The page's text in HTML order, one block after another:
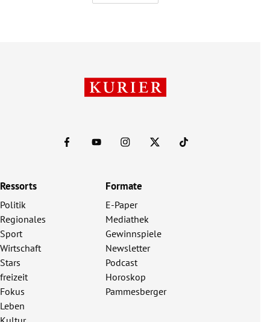
Ressorts
Politik
Regionales
Sport
Wirtschaft
Stars
freizeit
Fokus
Leben
Formate
E-Paper
Mediathek
Gewinnspiele
Newsletter
Podcast
Horoskop
Pammesberger